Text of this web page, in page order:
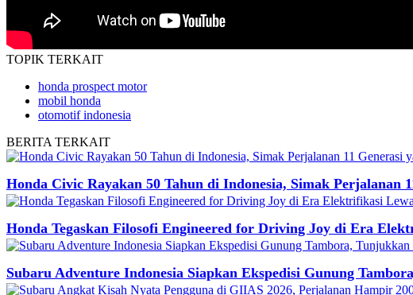
TOPIK TERKAIT
honda prospect motor
mobil honda
otomotif indonesia
BERITA TERKAIT
Honda Civic Rayakan 50 Tahun di Indonesia, Simak Perjalanan
Honda Tegaskan Filosofi Engineered for Driving Joy di Era
Subaru Adventure Indonesia Siapkan Ekspedisi Gunung